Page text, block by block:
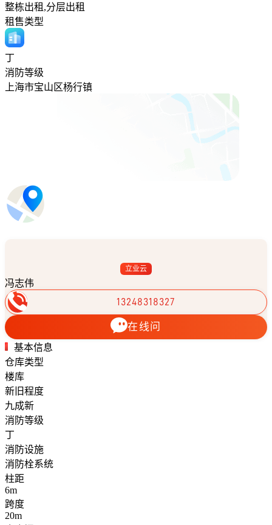
整栋出租,分层出租
租售类型
丁
消防等级
上海市宝山区杨行镇
立业云
冯志伟
13248318327
在线问
基本信息
仓库类型
楼库
新旧程度
九成新
消防等级
丁
消防设施
消防栓系统
柱距
6m
跨度
20m